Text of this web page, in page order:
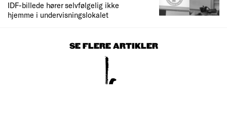
IDF-billede hører selvfølgelig ikke
hjemme i undervisningslokalet
SE FLERE ARTIKLER